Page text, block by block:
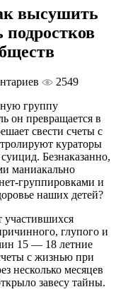
высушить
2549
группу
он превращается в
свести счеты с
кураторы
Безнаказанно,
маниакально
группировками и
наших детей?
участившихся
глупого и
15 — 18 летние
с жизнью при
несколько месяцев
завесу тайны.